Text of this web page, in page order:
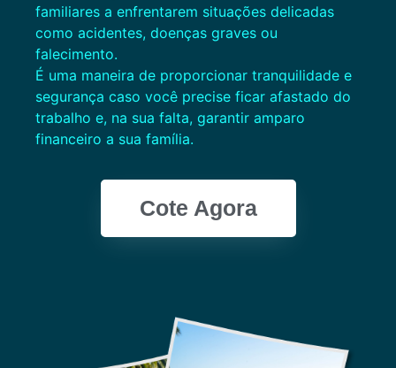
familiares a enfrentarem situações delicadas
como acidentes, doenças graves ou
falecimento.
É uma maneira de proporcionar tranquilidade e
segurança caso você precise ficar afastado do
trabalho e, na sua falta, garantir amparo
financeiro a sua família.
Cote Agora